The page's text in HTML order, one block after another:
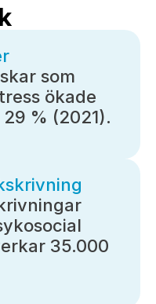
som
ökade
% (2021).
35.000